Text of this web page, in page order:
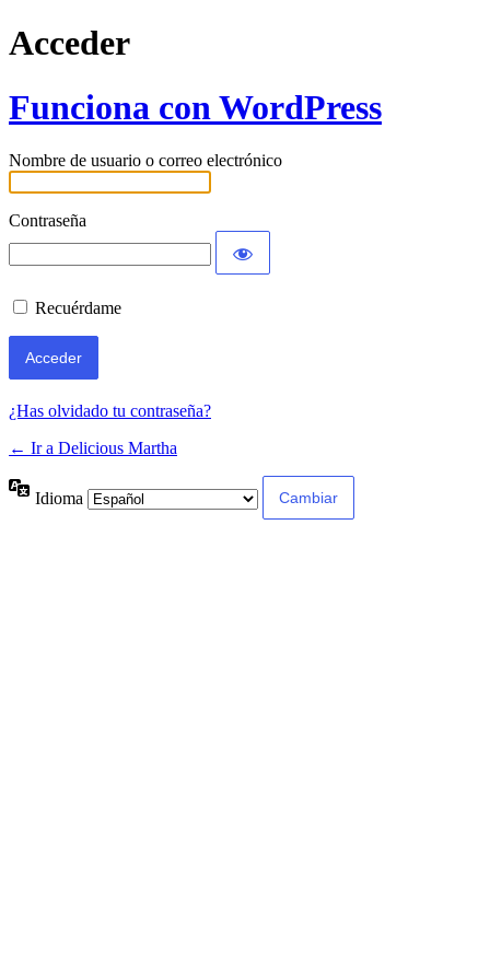
Acceder
Funciona con WordPress
Nombre de usuario o correo electrónico
Contraseña
Recuérdame
¿Has olvidado tu contraseña?
← Ir a Delicious Martha
Idioma